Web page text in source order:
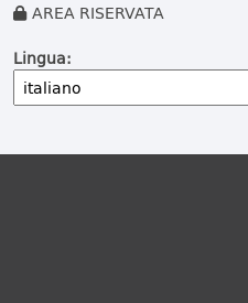
AREA RISERVATA
Lingua